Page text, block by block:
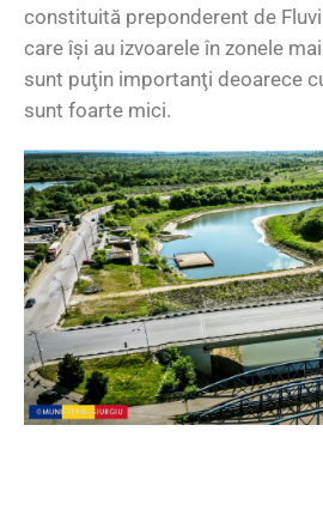
constituită preponderent de
care îşi au izvoarele în zonele
sunt puţin importanţi deoarece
sunt foarte mici.